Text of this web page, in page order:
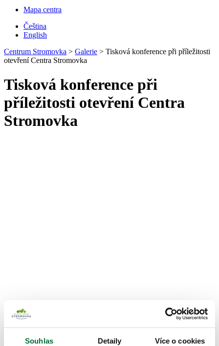
Souhlas Detaily Více o cookies
Mapa centra
Čeština
English
Centrum Stromovka > Galerie > Tisková konference při příležitosti
otevření Centra Stromovka
Tisková konference při
příležitosti otevření Centra
Stromovka